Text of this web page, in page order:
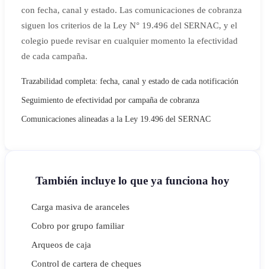
con fecha, canal y estado. Las comunicaciones de cobranza
siguen los criterios de la Ley N° 19.496 del SERNAC, y el
colegio puede revisar en cualquier momento la efectividad
de cada campaña.
Trazabilidad completa: fecha, canal y estado de cada notificación
Seguimiento de efectividad por campaña de cobranza
Comunicaciones alineadas a la Ley 19.496 del SERNAC
También incluye lo que ya funciona hoy
Carga masiva de aranceles
Cobro por grupo familiar
Arqueos de caja
Control de cartera de cheques